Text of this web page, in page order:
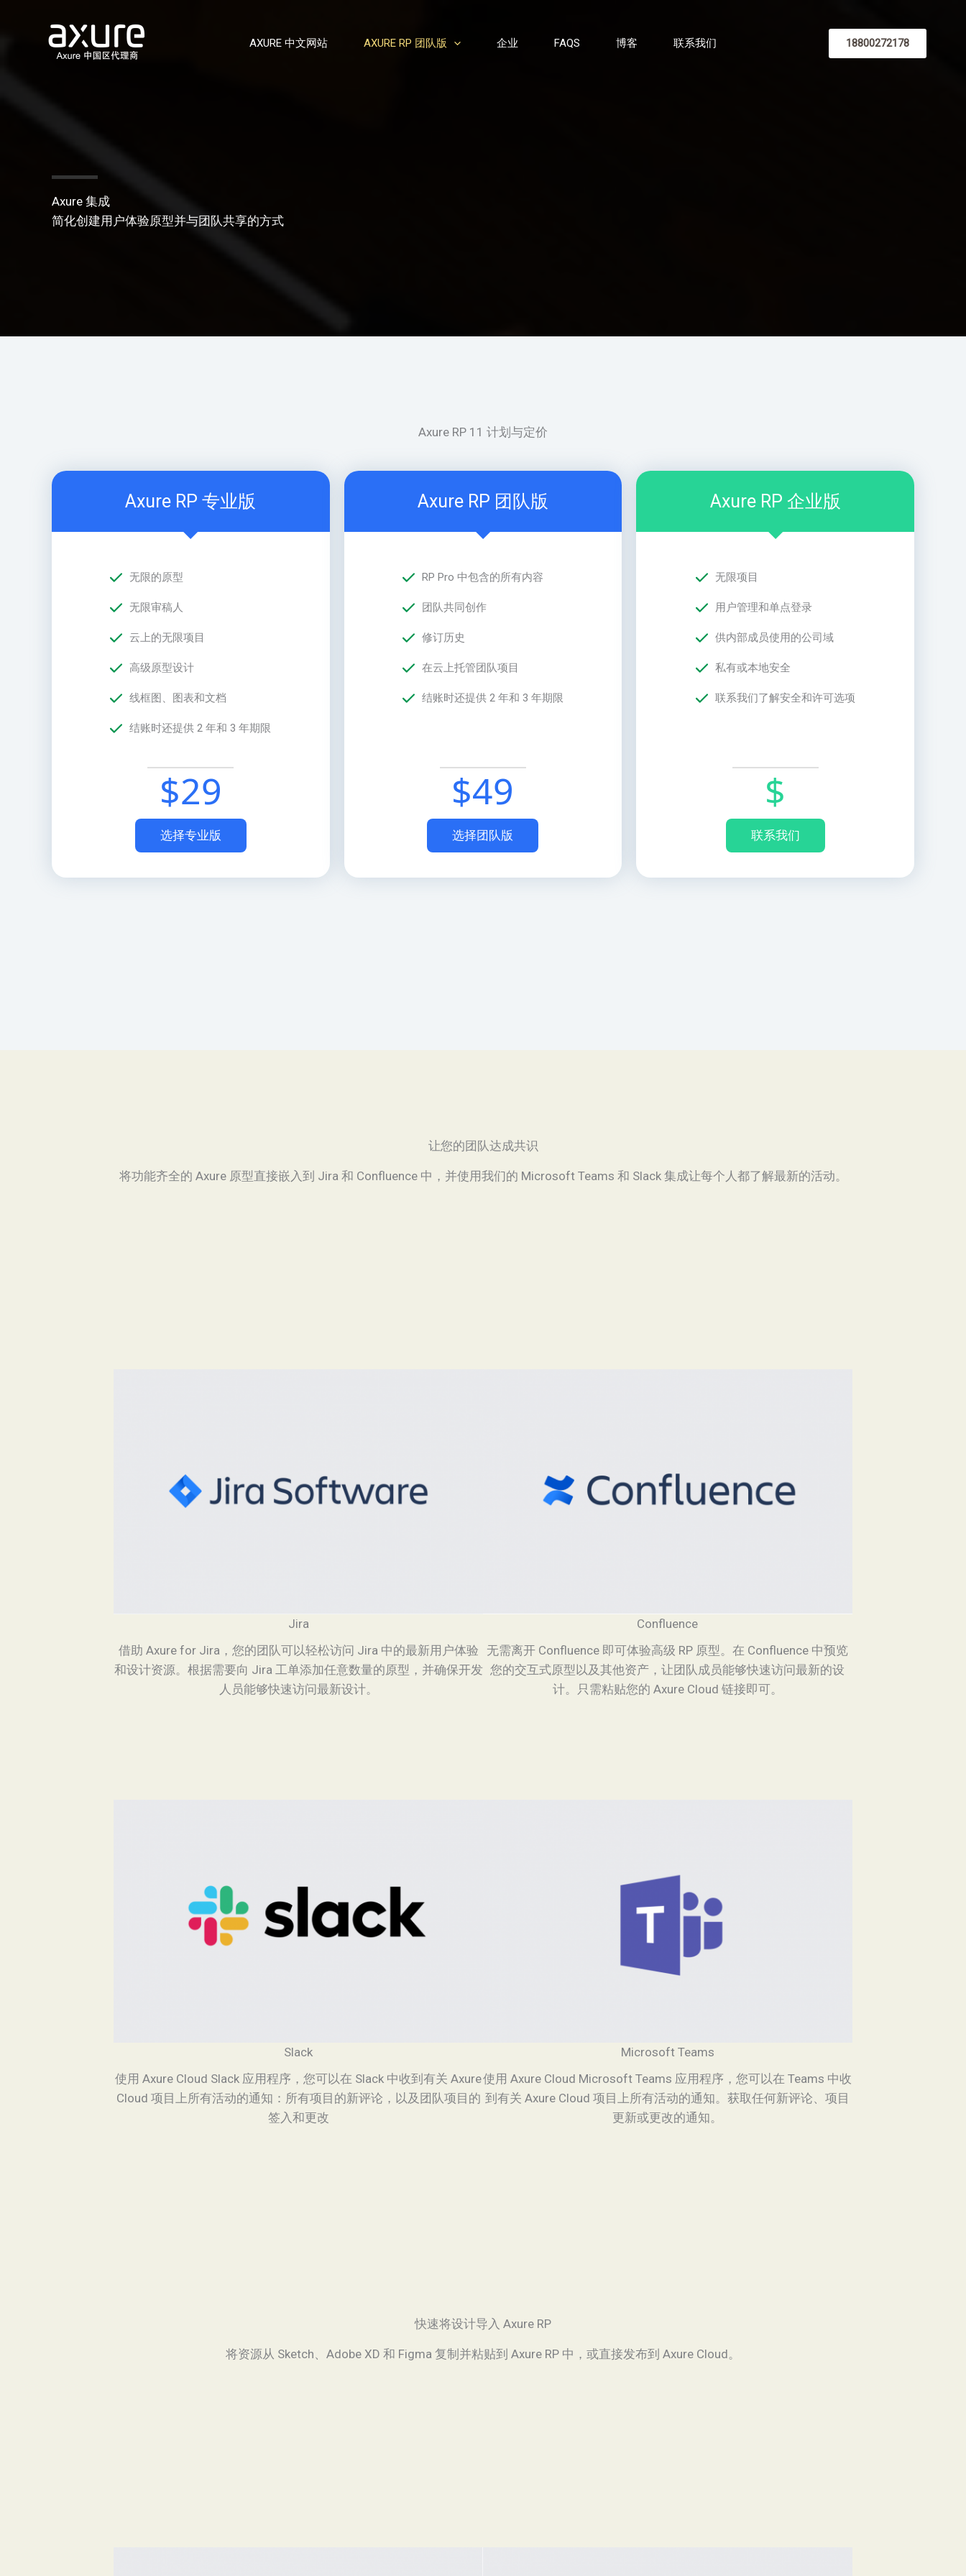
AXURE 中文网站 AXURE RP 团队版 企业 FAQS 博客 联系我们 18800272178
Axure 集成
简化创建用户体验原型并与团队共享的方式
Axure RP 11 计划与定价
Axure RP 专业版
无限的原型
无限审稿人
云上的无限项目
高级原型设计
线框图、图表和文档
结账时还提供 2 年和 3 年期限
$29
选择专业版
Axure RP 团队版
RP Pro 中包含的所有内容
团队共同创作
修订历史
在云上托管团队项目
结账时还提供 2 年和 3 年期限
$49
选择团队版
Axure RP 企业版
无限项目
用户管理和单点登录
供内部成员使用的公司域
私有或本地安全
联系我们了解安全和许可选项
$
联系我们
让您的团队达成共识
将功能齐全的 Axure 原型直接嵌入到 Jira 和 Confluence 中，并使用我们的 Microsoft Teams 和 Slack 集成让每个人都了解最新的活动。
Jira
借助 Axure for Jira，您的团队可以轻松访问 Jira 中的最新用户体验
和设计资源。根据需要向 Jira 工单添加任意数量的原型，并确保开发
人员能够快速访问最新设计。
Confluence
无需离开 Confluence 即可体验高级 RP 原型。在 Confluence 中预览
您的交互式原型以及其他资产，让团队成员能够快速访问最新的设
计。只需粘贴您的 Axure Cloud 链接即可。
Slack
使用 Axure Cloud Slack 应用程序，您可以在 Slack 中收到有关 Axure
Cloud 项目上所有活动的通知：所有项目的新评论，以及团队项目的
签入和更改
Microsoft Teams
使用 Axure Cloud Microsoft Teams 应用程序，您可以在 Teams 中收
到有关 Axure Cloud 项目上所有活动的通知。获取任何新评论、项目
更新或更改的通知。
快速将设计导入 Axure RP
将资源从 Sketch、Adobe XD 和 Figma 复制并粘贴到 Axure RP 中，或直接发布到 Axure Cloud。